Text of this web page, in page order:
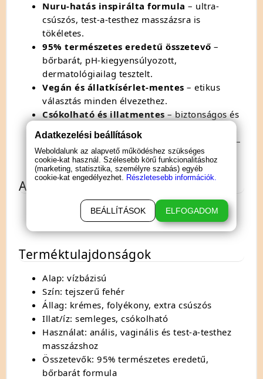
Nuru-hatás inspirálta formula – ultra-
csúszós, test-a-testhez masszázsra is
tökéletes.
95% természetes eredetű összetevő –
bőrbarát, pH-kiegyensúlyozott,
dermatológiailag tesztelt.
Vegán és állatkísérlet-mentes – etikus
választás minden élvezethez.
Csókolható és illatmentes– biztonságos és
Tökéletes kiegészítő ejakuláló dildókhoz
–
realisztikus, látványos "ejakulációs" hatásért.
A csomag tartalma
1 db Creamy Glide vízbázisú műsperma
síkosító és masszázs gél 150 ml
Terméktulajdonságok
Alap: vízbázisú
Szín: tejszerű fehér
Állag: krémes, folyékony, extra csúszós
Illat/íz: semleges, csókolható
Használat: anális, vaginális és test-a-testhez
masszázshoz
Összetevők: 95% természetes eredetű,
bőrbarát formula
Adatkezelési beállítások
Weboldalunk az alapvető működéshez szükséges
cookie-kat használ. Szélesebb körű funkcionalitáshoz
(marketing, statisztika, személyre szabás) egyéb
cookie-kat engedélyezhet. Részletesebb információk.
BEÁLLÍTÁSOK ELFOGADOM